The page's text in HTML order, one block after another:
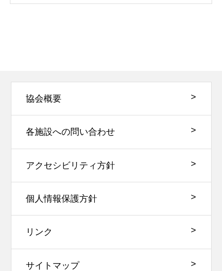
協会概要
各施設への問い合わせ
アクセシビリティ方針
個人情報保護方針
リンク
サイトマップ